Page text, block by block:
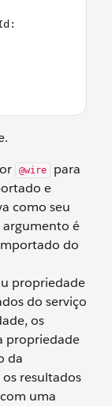
@wire
para
e
como seu
é
do
propriedade
do serviço
os
propriedade
da
resultados
uma